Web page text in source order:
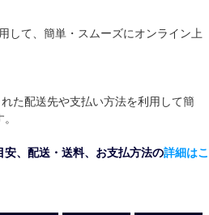
して、簡単・スムーズにオンライン上
た配送先や支払い方法を利用して簡
安、配送・送料、お支払方法の詳細はこ